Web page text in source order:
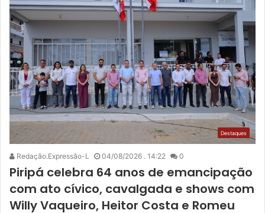
Destaques
Redação.Expressão-L 04/08/2026 . 14:22 0
Piripá celebra 64 anos de emancipação
com ato cívico, cavalgada e shows com
Willy Vaqueiro, Heitor Costa e Romeu